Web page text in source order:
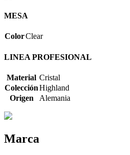
MESA
ColorClear
LINEA PROFESIONAL
Material Cristal
ColecciónHighland
Origen
Alemania
Marca